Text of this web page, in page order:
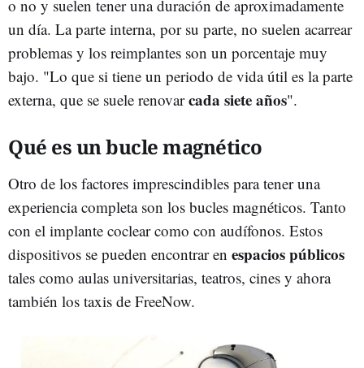
o no y suelen tener una duración de aproximadamente
un día. La parte interna, por su parte, no suelen acarrear
problemas y los reimplantes son un porcentaje muy
bajo. "Lo que si tiene un periodo de vida útil es la parte
externa, que se suele renovarcada siete años".
Qué es un bucle magnético
Otro de los factores imprescindibles para tener una
experiencia completa son los bucles magnéticos. Tanto
con el implante coclear como con audífonos. Estos
dispositivos se pueden encontrar en espacios públicos
tales como aulas universitarias, teatros, cines y ahora
también los taxis de FreeNow.